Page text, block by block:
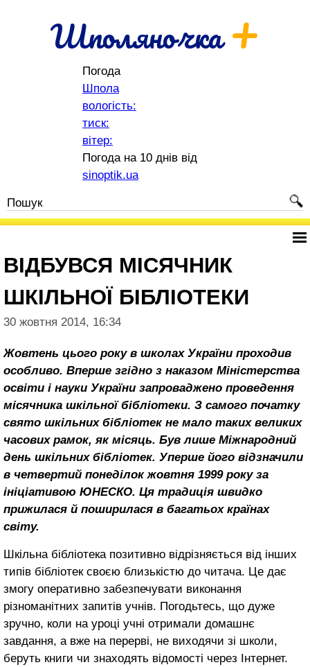
Шполяночка+
Погода
Шпола
вологість:
тиск:
вітер:
Погода на 10 днів від
sinoptik.ua
ВІДБУВСЯ МІСЯЧНИК
ШКІЛЬНОЇ БІБЛІОТЕКИ
30 жовтня 2014, 16:34
Жовтень цього року в школах України проходив
особливо. Вперше згідно з наказом Міністерства
освіти і науки України запроваджено проведення
місячника шкільної бібліотеки. З самого початку
свято шкільних бібліотек не мало таких великих
часових рамок, як місяць. Був лише Міжнародний
день шкільних бібліотек. Уперше його відзначили
в четвертий понеділок жовтня 1999 року за
ініціативою ЮНЕСКО. Ця традиція швидко
прижилася й поширилася в багатьох країнах
світу.
Шкільна бібліотека позитивно відрізняється від інших
типів бібліотек своєю близькістю до читача. Це дає
змогу оперативно забезпечувати виконання
різноманітних запитів учнів. Погодьтесь, що дуже
зручно, коли на уроці учні отримали домашнє
завдання, а вже на перерві, не виходячи зі школи,
беруть книги чи знаходять відомості через Інтернет.